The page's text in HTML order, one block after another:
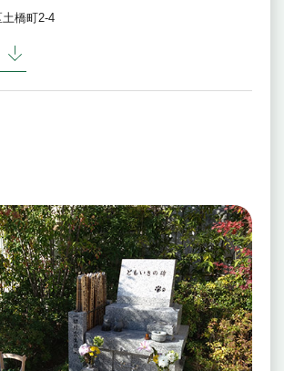
橋町2-4